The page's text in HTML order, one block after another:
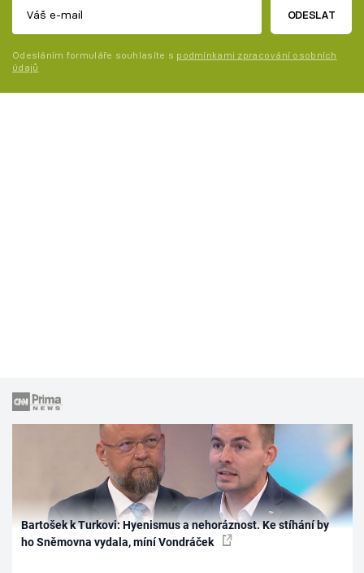
ODESLAT
Odesláním formuláře souhlasíte s podmínkami zpracování osobních
údajů
Bartošek k Turkovi: Hyenismus a nehoráznost. Ke stíhání by
ho Sněmovna vydala, míní Vondráček